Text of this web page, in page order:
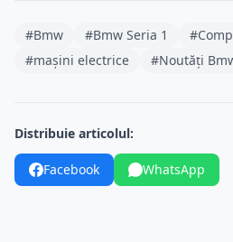
#Bmw #Bmw Seria 1
#mașini electrice
#Noutăți
Distribuie articolul:
Facebook WhatsApp